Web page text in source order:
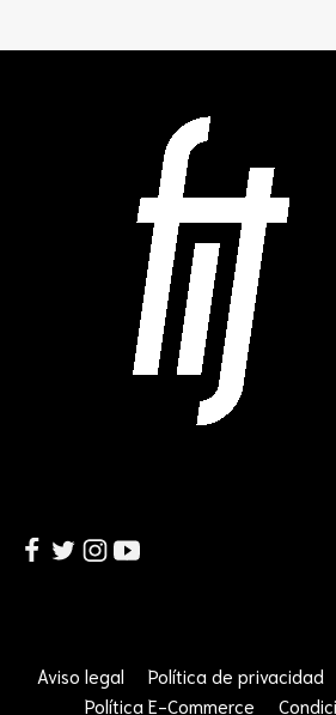
Aviso legal Política de privacidad
Política E-Commerce